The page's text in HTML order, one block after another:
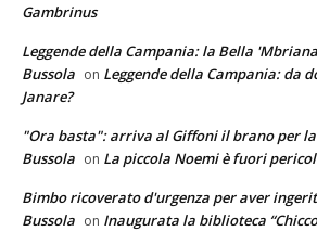
Gambrinus
Leggende della Campania: la Bella
Bussola on Leggende della Campania: da
Janare?
"Ora basta": arriva al Giffoni il brano per la
Bussola on La piccola Noemi è fuori
Bimbo ricoverato d'urgenza per aver
Bussola on Inaugurata la biblioteca